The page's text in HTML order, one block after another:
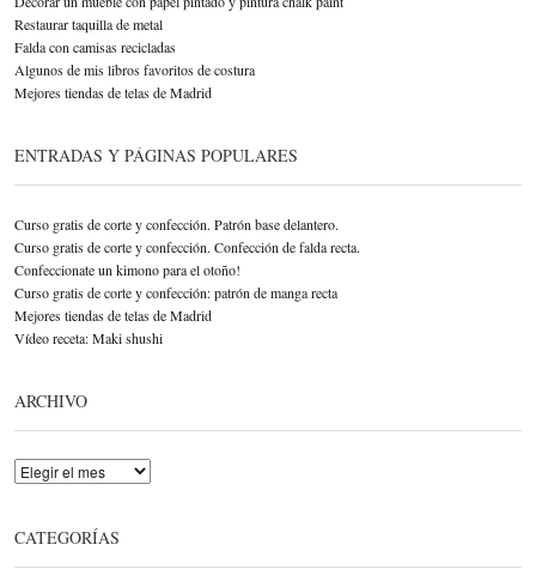
Restaurar taquilla de metal
Falda con camisas recicladas
Algunos de mis libros favoritos de costura
Mejores tiendas de telas de Madrid
ENTRADAS Y PÁGINAS POPULARES
Curso gratis de corte y confección. Patrón base delantero.
Curso gratis de corte y confección. Confección de falda recta.
Confeccionate un kimono para el otoño!
Curso gratis de corte y confección: patrón de manga recta
Mejores tiendas de telas de Madrid
Vídeo receta: Maki shushi
ARCHIVO
Archivo
CATEGORÍAS